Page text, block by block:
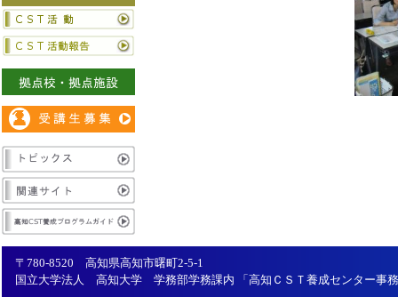
〒780-8520 高知県高知市曙町2-5-1
国立大学法人 高知大学 学務部学務課内 「高知ＣＳＴ養成センター事